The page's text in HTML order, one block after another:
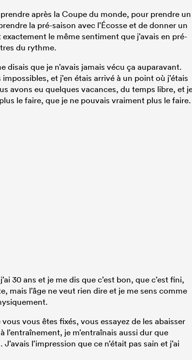
après la Coupe du monde, pour prendre un
la pré-saison avec l’Écosse et de donner un
le même sentiment que j’avais en pré-
du rythme.
disais que je n’avais jamais vécu ça auparavant.
et j’en étais arrivé à un point où j’étais
avons eu quelques vacances, du temps libre, et
le faire, que je ne pouvais vraiment plus le faire.
30 ans et je me dis que c’est bon, que c’est fini,
mais l’âge ne veut rien dire et je me sens comme
vous êtes fixés, vous essayez de les abaisser
je m’entraînais aussi dur que
l’impression que ce n’était pas sain et j’ai